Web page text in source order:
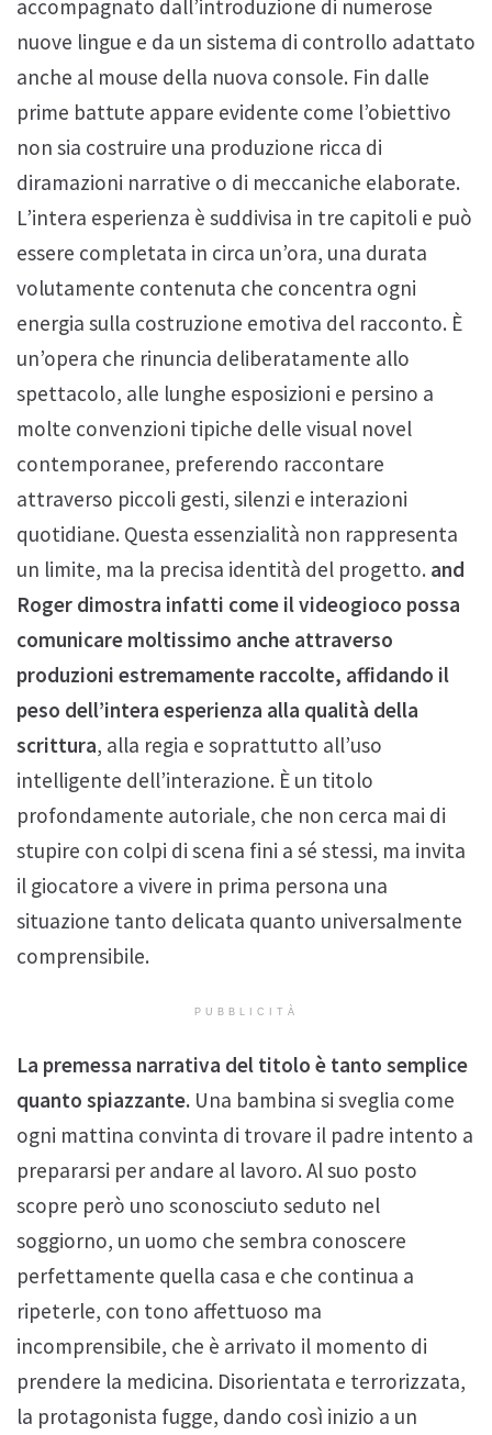
accompagnato dall’introduzione di numerose
nuove lingue e da un sistema di controllo adattato
anche al mouse della nuova console. Fin dalle
prime battute appare evidente come l’obiettivo
non sia costruire una produzione ricca di
diramazioni narrative o di meccaniche elaborate.
L’intera esperienza è suddivisa in tre capitoli e può
essere completata in circa un’ora, una durata
volutamente contenuta che concentra ogni
energia sulla costruzione emotiva del racconto. È
un’opera che rinuncia deliberatamente allo
spettacolo, alle lunghe esposizioni e persino a
molte convenzioni tipiche delle visual novel
contemporanee, preferendo raccontare
attraverso piccoli gesti, silenzi e interazioni
quotidiane. Questa essenzialità non rappresenta
un limite, ma la precisa identità del progetto. and
Roger dimostra infatti come il videogioco possa
comunicare moltissimo anche attraverso
produzioni estremamente raccolte, affidando il
peso dell’intera esperienza alla qualità della
scrittura, alla regia e soprattutto all’uso
intelligente dell’interazione. È un titolo
profondamente autoriale, che non cerca mai di
stupire con colpi di scena fini a sé stessi, ma invita
il giocatore a vivere in prima persona una
situazione tanto delicata quanto universalmente
comprensibile.
PUBBLICITÀ
La premessa narrativa del titolo è tanto semplice
quanto spiazzante. Una bambina si sveglia come
ogni mattina convinta di trovare il padre intento a
prepararsi per andare al lavoro. Al suo posto
scopre però uno sconosciuto seduto nel
soggiorno, un uomo che sembra conoscere
perfettamente quella casa e che continua a
ripeterle, con tono affettuoso ma
incomprensibile, che è arrivato il momento di
prendere la medicina. Disorientata e terrorizzata,
la protagonista fugge, dando così inizio a un